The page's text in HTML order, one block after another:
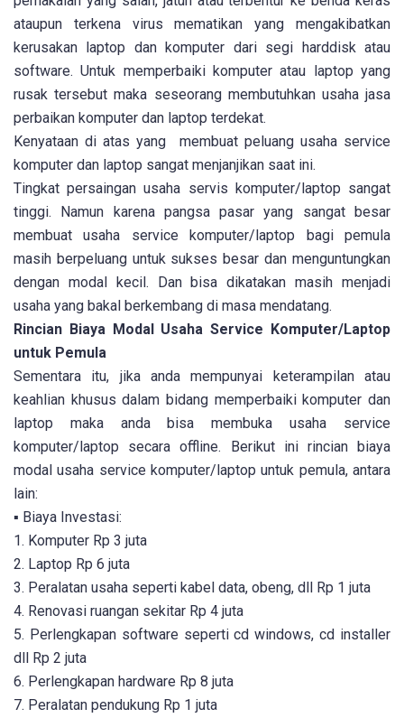
ataupun terkena virus mematikan yang mengakibatkan
kerusakan laptop dan komputer dari segi harddisk atau
software. Untuk memperbaiki komputer atau laptop yang
rusak tersebut maka seseorang membutuhkan usaha jasa
perbaikan komputer dan laptop terdekat.
Kenyataan di atas yang membuat peluang usaha service
komputer dan laptop sangat menjanjikan saat ini.
Tingkat persaingan usaha servis komputer/laptop sangat
tinggi. Namun karena pangsa pasar yang sangat besar
membuat usaha service komputer/laptop bagi pemula
masih berpeluang untuk sukses besar dan menguntungkan
dengan modal kecil. Dan bisa dikatakan masih menjadi
usaha yang bakal berkembang di masa mendatang.
Rincian Biaya Modal Usaha Service Komputer/Laptop
untuk Pemula
Sementara itu, jika anda mempunyai keterampilan atau
keahlian khusus dalam bidang memperbaiki komputer dan
laptop maka anda bisa membuka usaha service
komputer/laptop secara offline. Berikut ini rincian biaya
modal usaha service komputer/laptop untuk pemula, antara
lain:
▪ Biaya Investasi:
1. Komputer Rp 3 juta
2. Laptop Rp 6 juta
3. Peralatan usaha seperti kabel data, obeng, dll Rp 1 juta
4. Renovasi ruangan sekitar Rp 4 juta
5. Perlengkapan software seperti cd windows, cd installer
dll Rp 2 juta
6. Perlengkapan hardware Rp 8 juta
7. Peralatan pendukung Rp 1 juta